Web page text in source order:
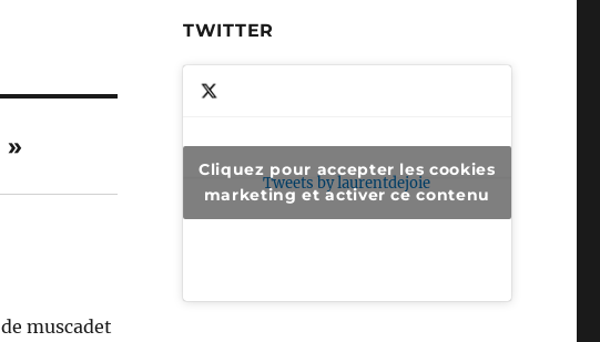
muscadet
TWITTER
Tweets by laurentdejoie
Cliquez pour accepter les cookies
marketing et activer ce contenu